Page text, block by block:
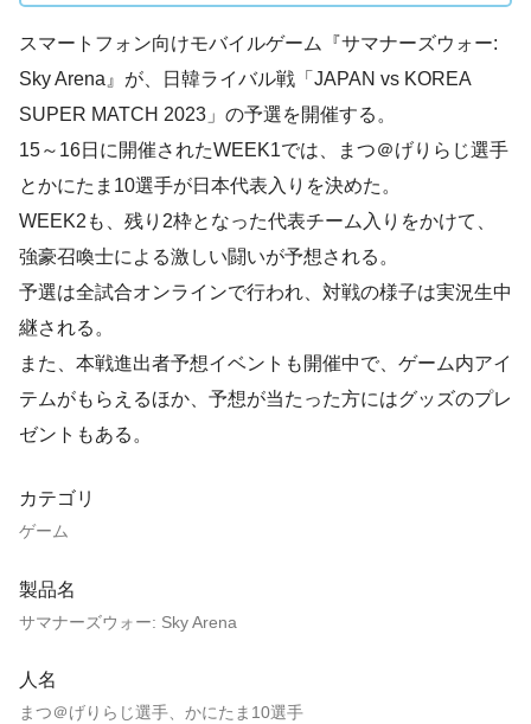
スマートフォン向けモバイルゲーム『サマナーズウォー:
Sky Arena』が、日韓ライバル戦「JAPAN vs KOREA
SUPER MATCH 2023」の予選を開催する。
15～16日に開催されたWEEK1では、まつ＠げりらじ選手
とかにたま10選手が日本代表入りを決めた。
WEEK2も、残り2枠となった代表チーム入りをかけて、
強豪召喚士による激しい闘いが予想される。
予選は全試合オンラインで行われ、対戦の様子は実況生中
継される。
また、本戦進出者予想イベントも開催中で、ゲーム内アイ
テムがもらえるほか、予想が当たった方にはグッズのプレ
ゼントもある。
カテゴリ
ゲーム
製品名
サマナーズウォー: Sky Arena
人名
まつ＠げりらじ選手、かにたま10選手